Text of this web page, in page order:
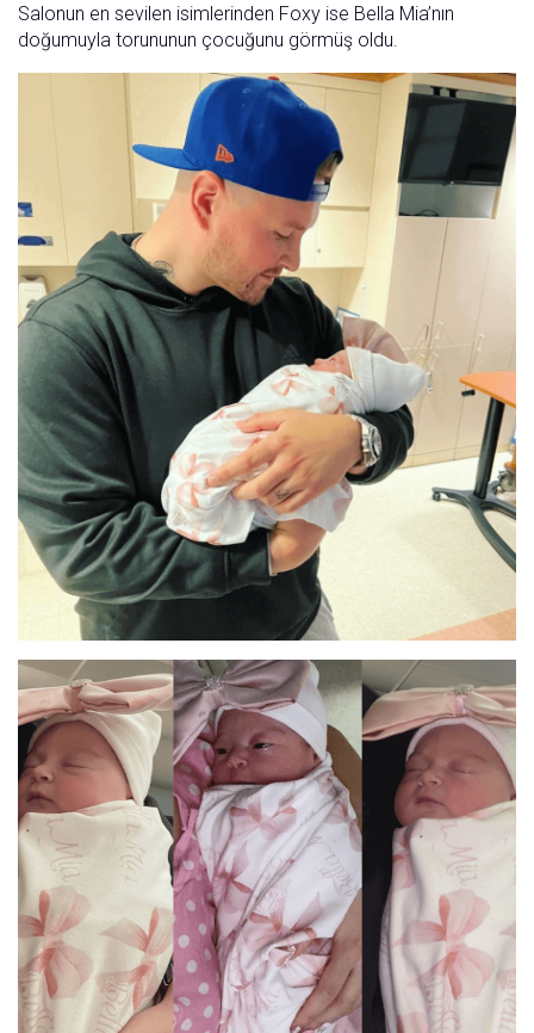
Salonun en sevilen isimlerinden Foxy ise Bella Mia’nın
doğumuyla torununun çocuğunu görmüş oldu.